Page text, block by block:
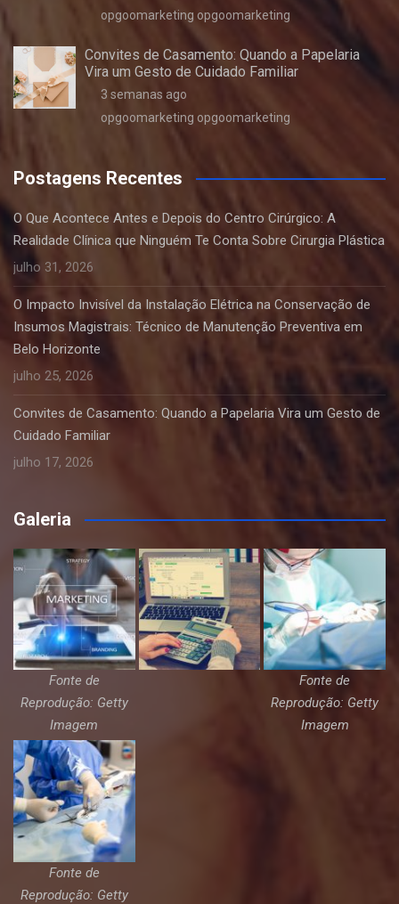
opgoomarketing opgoomarketing
Convites de Casamento: Quando a Papelaria
Vira um Gesto de Cuidado Familiar
3 semanas ago
opgoomarketing opgoomarketing
Postagens Recentes
O Que Acontece Antes e Depois do Centro Cirúrgico: A
Realidade Clínica que Ninguém Te Conta Sobre Cirurgia Plástica
julho 31, 2026
O Impacto Invisível da Instalação Elétrica na Conservação de
Insumos Magistrais: Técnico de Manutenção Preventiva em
Belo Horizonte
julho 25, 2026
Convites de Casamento: Quando a Papelaria Vira um Gesto de
Cuidado Familiar
julho 17, 2026
Galeria
Fonte de
Reprodução: Getty
Imagem
Fonte de
Reprodução: Getty
Imagem
Fonte de
Reprodução: Getty